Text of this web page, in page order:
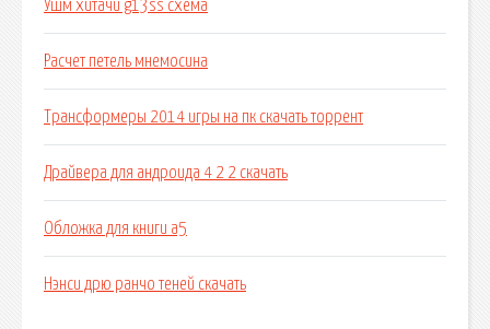
Ушм хитачи g13ss схема
Расчет петель мнемосина
Трансформеры 2014 игры на пк скачать торрент
Драйвера для андроида 4 2 2 скачать
Обложка для книги а5
Нэнси дрю ранчо теней скачать